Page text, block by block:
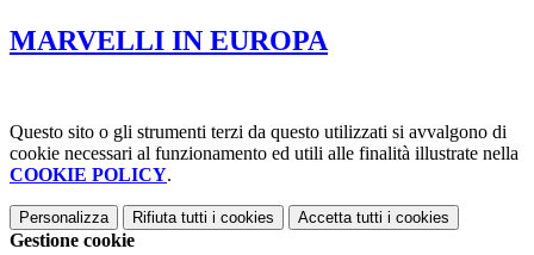
MARVELLI IN EUROPA
Questo sito o gli strumenti terzi da questo utilizzati si avvalgono di
cookie necessari al funzionamento ed utili alle finalità illustrate nella
COOKIE POLICY.
Personalizza Rifiuta tutti i cookies Accetta tutti i cookies
Gestione cookie